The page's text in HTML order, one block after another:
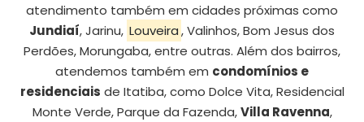
atendimento também em cidades próximas como
Jundiaí, Jarinu, Louveira, Valinhos, Bom Jesus dos
Perdões, Morungaba, entre outras. Além dos bairros,
atendemos também em condomínios e
residenciais de Itatiba, como Dolce Vita, Residencial
Monte Verde, Parque da Fazenda,Villa Ravenna,